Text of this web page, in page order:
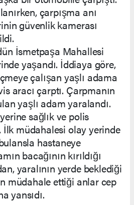
çarpışma anı
güvenlik kamerası
İsmetpaşa Mahallesi
yaşandı. İddiaya göre,
çalışan yaşlı adama
aracı çarptı. Çarpmanın
yaşlı adam yaralandı.
sağlık ve polis
müdahalesi olay yerinde
hastaneye
bacağının kırıldığı
yaralının yerde beklediği
müdahale ettiği anlar cep
yansıdı.